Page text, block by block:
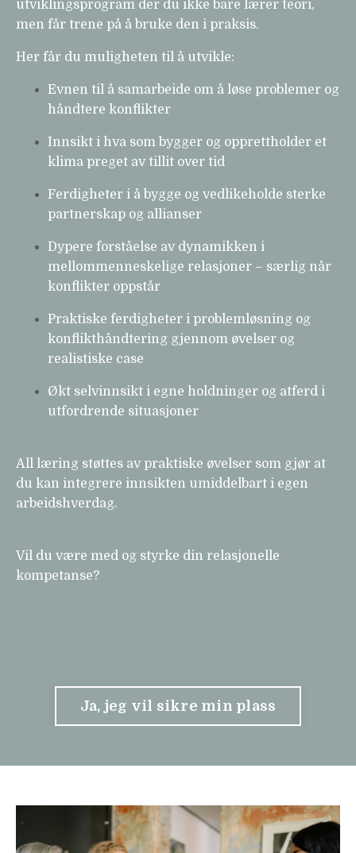
utviklingsprogram der du ikke bare lærer teori,
men får trene på å bruke den i praksis.
Her får du muligheten til å utvikle:
Evnen til å samarbeide om å løse problemer og
håndtere konflikter
Innsikt i hva som bygger og opprettholder et
klima preget av tillit over tid
Ferdigheter i å bygge og vedlikeholde sterke
partnerskap og allianser
Dypere forståelse av dynamikken i
mellommenneskelige relasjoner – særlig når
konflikter oppstår
Praktiske ferdigheter i problemløsning og
konflikthåndtering gjennom øvelser og
realistiske case
Økt selvinnsikt i egne holdninger og atferd i
utfordrende situasjoner
All læring støttes av praktiske øvelser som gjør at
du kan integrere innsikten umiddelbart i egen
arbeidshverdag.
Vil du være med og styrke din relasjonelle
kompetanse?
Ja, jeg vil sikre min plass